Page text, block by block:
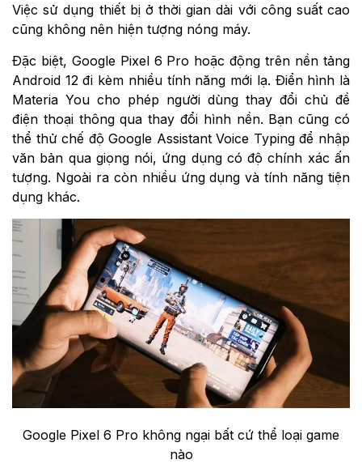
Việc sử dụng thiết bị ở thời gian dài với công suất cao
cũng không nên hiện tượng nóng máy.
Đặc biệt, Google Pixel 6 Pro hoặc động trên nền tảng
Android 12 đi kèm nhiều tính năng mới lạ. Điển hình là
Materia You cho phép người dùng thay đổi chủ đề
điện thoại thông qua thay đổi hình nền. Bạn cũng có
thể thử chế độ Google Assistant Voice Typing để nhập
văn bản qua giọng nói, ứng dụng có độ chính xác ấn
tượng. Ngoài ra còn nhiều ứng dụng và tính năng tiện
dụng khác.
Google Pixel 6 Pro không ngại bất cứ thể loại game
nào